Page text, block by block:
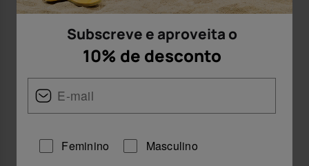
Subscreve e aproveita o
10% de desconto
Feminino Masculino